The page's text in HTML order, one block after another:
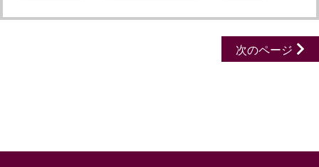
次のページ